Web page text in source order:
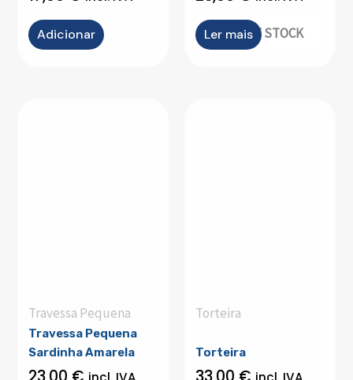
Adicionar OUT OF STOCK
Ler mais
Travessa Pequena
Travessa Pequena
Sardinha Amarela
Torteira
Torteira